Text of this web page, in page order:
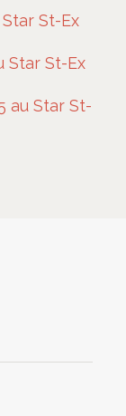
St-Ex
Star St-Ex
au Star St-